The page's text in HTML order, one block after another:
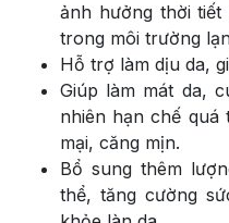
ảnh hưởng thời
trong môi trường
Hỗ trợ làm dịu da,
Giúp làm mát da,
nhiên hạn chế quá
mại, căng mịn.
Bổ sung thêm
thể, tăng cường